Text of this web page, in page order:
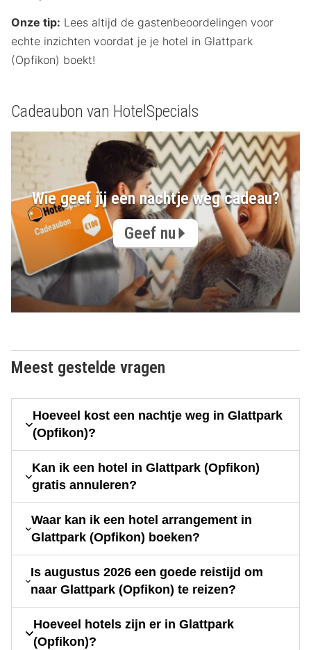
Onze tip: Lees altijd de gastenbeoordelingen voor
echte inzichten voordat je je hotel in Glattpark
(Opfikon) boekt!
Cadeaubon van HotelSpecials
Wie geef jij een nachtje weg cadeau?
Geef nu
Meest gestelde vragen
Hoeveel kost een nachtje weg in Glattpark
(Opfikon)?
Kan ik een hotel in Glattpark (Opfikon)
gratis annuleren?
Waar kan ik een hotel arrangement in
Glattpark (Opfikon) boeken?
Is augustus 2026 een goede reistijd om
naar Glattpark (Opfikon) te reizen?
Hoeveel hotels zijn er in Glattpark
(Opfikon)?